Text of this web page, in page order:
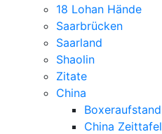
18 Lohan Hände
Saarbrücken
Saarland
Shaolin
Zitate
China
Boxeraufstand
China Zeittafel